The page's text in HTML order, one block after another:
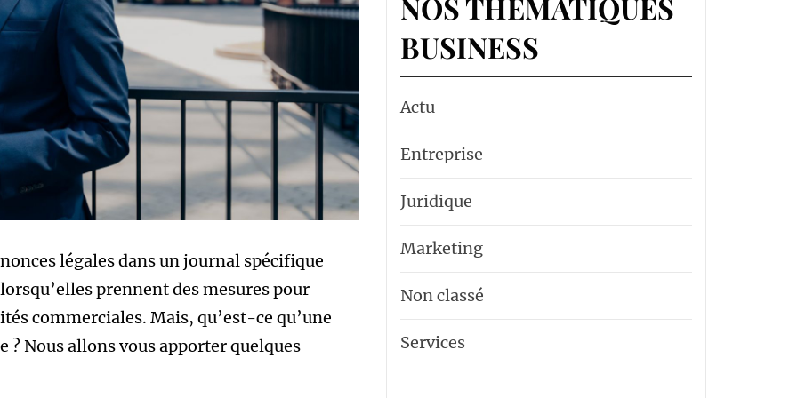
légales dans un journal spécifique
prennent des mesures pour
commerciales. Mais, qu’est-ce qu’une
? Nous allons vous apporter quelques
BUSINESS
Actu
Entreprise
Juridique
Marketing
Non classé
Services